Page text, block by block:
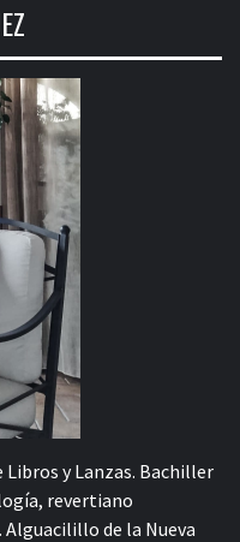
y Lanzas. Bachiller
revertiano
de la Nueva